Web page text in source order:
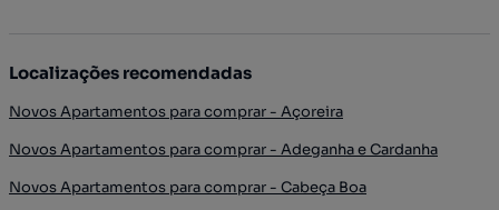
Localizações recomendadas
Novos Apartamentos para comprar - Açoreira
Novos Apartamentos para comprar - Adeganha e Cardanha
Novos Apartamentos para comprar - Cabeça Boa